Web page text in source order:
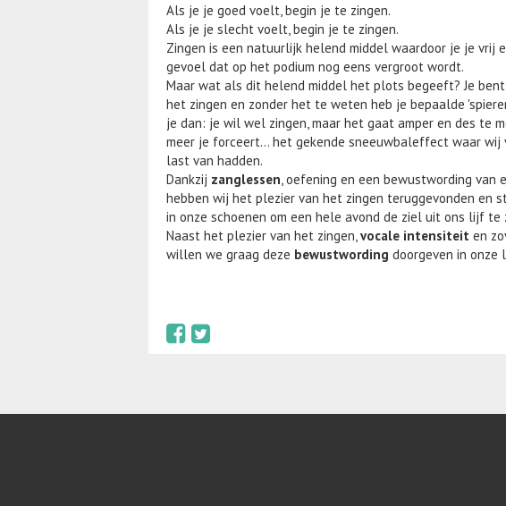
Als je je goed voelt, begin je te zingen.
Als je je slecht voelt, begin je te zingen.
Zingen is een natuurlijk helend middel waardoor je je vrij
gevoel dat op het podium nog eens vergroot wordt.
Maar wat als dit helend middel het plots begeeft? Je
het zingen en zonder het te weten heb je bepaalde
je dan: je wil wel zingen, maar het gaat amper en des te
meer je forceert... het gekende sneeuwbaleffect waar wij
last van hadden.
Dankzij zanglessen , oefening en een bewustwording van
hebben wij het plezier van het zingen teruggevonden en
in onze schoenen om een hele avond de ziel uit ons lijf te
Naast het plezier van het zingen, vocale intensiteit en
willen we graag deze bewustwording doorgeven in onze